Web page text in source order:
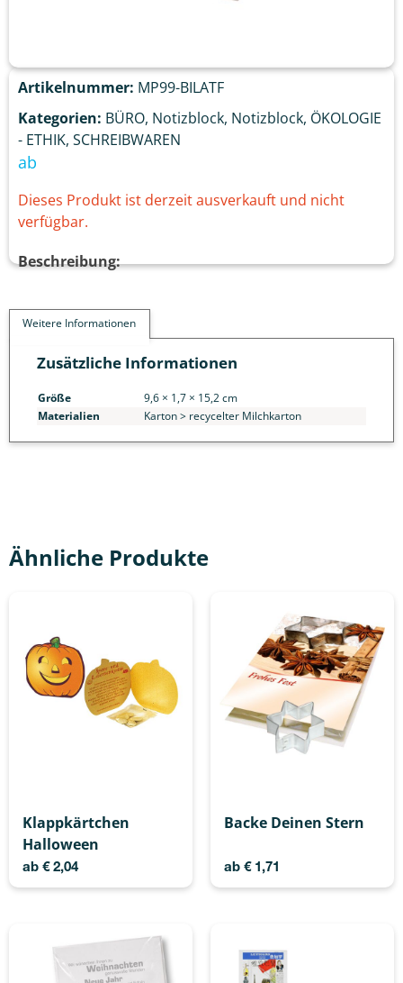
Artikelnummer: MP99-BILATF
Kategorien: BÜRO, Notizblock, Notizblock, ÖKOLOGIE
- ETHIK, SCHREIBWAREN
ab
Dieses Produkt ist derzeit ausverkauft und nicht
verfügbar.
Beschreibung:
Weitere Informationen
Zusätzliche Informationen
Größe
9,6 × 1,7 × 15,2 cm
Materialien
Karton > recycelter Milchkarton
Ähnliche Produkte
Klappkärtchen
Halloween
ab €2,04
Backe Deinen Stern
ab €1,71